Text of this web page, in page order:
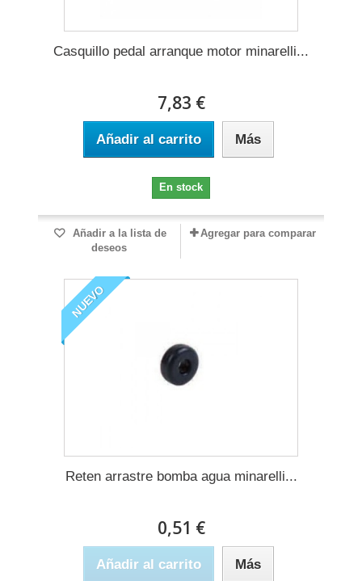
Casquillo pedal arranque motor minarelli...
7,83 €
Añadir al carrito Más
En stock
Añadir a la lista de
deseos
Agregar para comparar
NUEVO
Reten arrastre bomba agua minarelli...
0,51 €
Añadir al carrito Más